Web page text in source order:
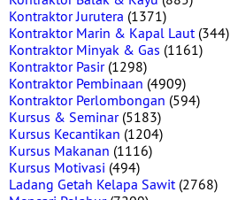
Kontraktor Jurutera (1371)
Kontraktor Marin & Kapal Laut(344)
Kontraktor Minyak & Gas (1161)
Kontraktor Pasir(1298)
Kontraktor Pembinaan (4909)
Kontraktor Perlombongan (594)
Kursus & Seminar(5183)
Kursus Kecantikan (1204)
Kursus Makanan (1116)
Kursus Motivasi (494)
Ladang Getah Kelapa Sawit(2768)